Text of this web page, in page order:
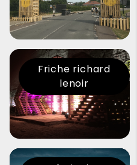
Friche richard
lenoir